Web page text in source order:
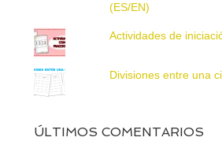
(ES/EN)
Actividades de
Divisiones entre una
ÚLTIMOS COMENTARIOS